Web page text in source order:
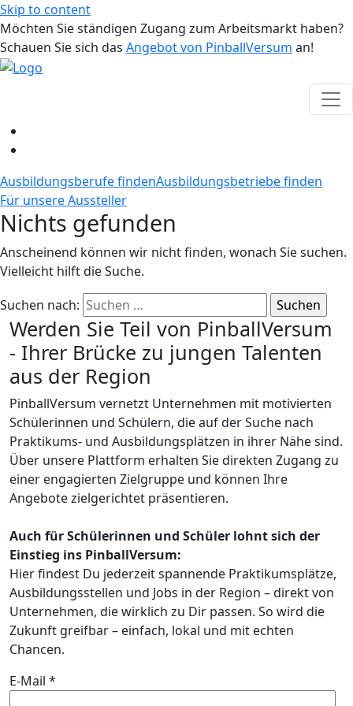
Skip to content
Möchten Sie ständigen Zugang zum Arbeitsmarkt haben?
Schauen Sie sich das Angebot von PinballVersum an!
Ausbildungsberufe findenAusbildungsbetriebe finden
Für unsere Aussteller
Nichts gefunden
Anscheinend können wir nicht finden, wonach Sie suchen.
Vielleicht hilft die Suche.
Suchen nach:
Werden Sie Teil von PinballVersum
- Ihrer Brücke zu jungen Talenten
aus der Region
PinballVersum vernetzt Unternehmen mit motivierten
Schülerinnen und Schülern, die auf der Suche nach
Praktikums- und Ausbildungsplätzen in ihrer Nähe sind.
Über unsere Plattform erhalten Sie direkten Zugang zu
einer engagierten Zielgruppe und können Ihre
Angebote zielgerichtet präsentieren.
Auch für Schülerinnen und Schüler lohnt sich der
Einstieg ins PinballVersum:
Hier findest Du jederzeit spannende Praktikumsplätze,
Ausbildungsstellen und Jobs in der Region – direkt von
Unternehmen, die wirklich zu Dir passen. So wird die
Zukunft greifbar – einfach, lokal und mit echten
Chancen.
E-Mail *